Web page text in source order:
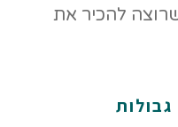
גבולות